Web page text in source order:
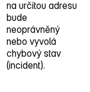
na určitou adresu
bude
neoprávněný
nebo vyvolá
chybový stav
(incident).